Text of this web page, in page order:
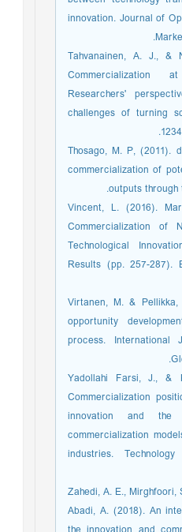
innovation. Journal of
54. Tahvanainen, A. J.,
Commercialization
Researchers'
challenges of turning
55. Thosago, M. P,
commercialization of
outputs
56. Vincent, L. (2016).
Commercialization
Technological
Results (pp. 257-287).
57. Virtanen, M. &
opportunity
process.
58. Yadollahi Farsi, J.,
Commercialization
innovation and
commercialization
industries.
59. Zahedi, A. E.,
Abadi, A. (2018). An